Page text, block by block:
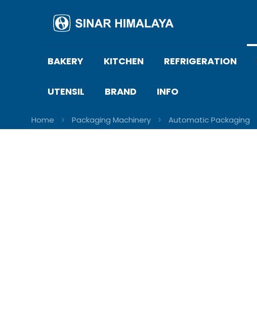
BAKERY KITCHEN REFRIGERATION
UTENSIL BRAND INFO
Home Packaging Machinery Automatic Packaging